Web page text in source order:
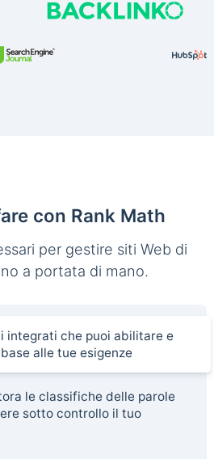
con Rank Math
per gestire siti Web di
a portata di mano.
integrati che puoi abilitare e
alle tue esigenze
le classifiche delle parole
sotto controllo il tuo